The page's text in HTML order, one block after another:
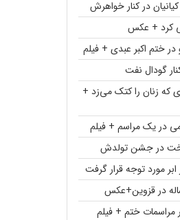
در کنار خواهرش
کرد + عکس
در ختم اکبر عبدی + فیلم
گودال نفت
که زنان را کتک می‌زد +
در یک مراسم + فیلم
در جشن تولدش
مورد توجه قرار گرفت
مراسمات ختم + فیلم